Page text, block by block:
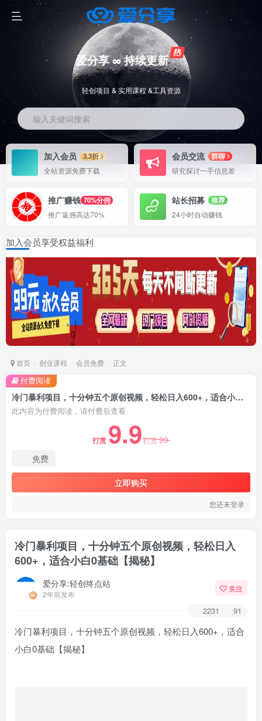
爱分享 ∞ 持续更新
轻创项目 & 实用课程 &工具资源
输入关键词搜索
加入会员
3.3折
全站资源免费下载
会员交流
群聊
研究探讨一手信息差
推广赚钱 70%分佣
推广返佣高达70%
站长招募
推荐
24小时自动赚钱
加入会员享受权益福利
首页 创业课程 会员免费 正文
冷门暴利项目，十分钟五个原创视频，轻松日入600+，适合小白0基础【揭秘】
此内容为付费阅读，请付费后查看
打赏 9.9打赏99
免费
立即购买
您还未登录
付费阅读
冷门暴利项目，十分钟五个原创视频，轻松日入
600+，适合小白0基础【揭秘】
爱分享:轻创终点站
2年前发布
关注
2231 91
冷门暴利项目，十分钟五个原创视频，轻松日入600+，适合
小白0基础【揭秘】